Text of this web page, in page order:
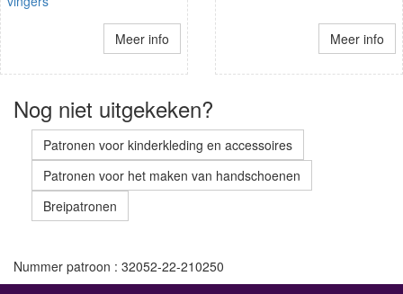
Meer info Meer info
Nog niet uitgekeken?
Patronen voor kinderkleding en accessoires
Patronen voor het maken van handschoenen
Breipatronen
Nummer patroon : 32052-22-210250